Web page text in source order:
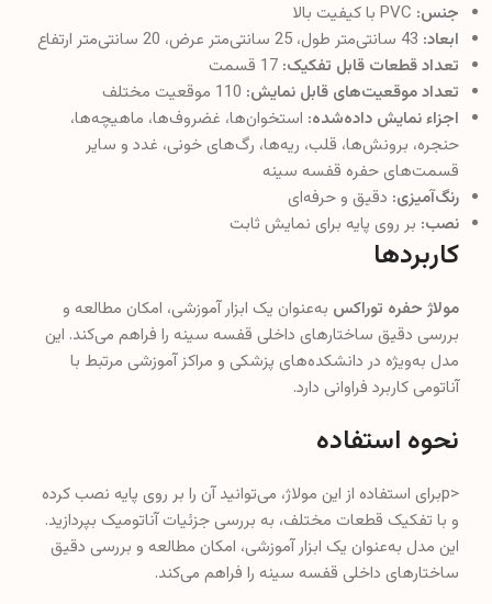
جنس:
ابعاد:
تعداد قطعات قابل تفکیک:
تعداد موقعیت‌های قابل نمایش:
اجزاء نمایش داده‌شده: استخوان‌ها، غضروف‌ها، ماهیچه‌ها،
حنجره، برونش‌ها، قلب، ریه‌ها، رگ‌های خونی، غدد و سایر
قسمت‌های حفره قفسه سینه
رنگ‌آمیزی: دقیق و حرفه‌ای
نصب: بر روی پایه برای نمایش ثابت
کاربردها
مولاژ حفره توراکس به‌عنوان یک ابزار آموزشی، امکان مطالعه و
بررسی دقیق ساختارهای داخلی قفسه سینه را فراهم می‌کند. این
مدل به‌ویژه در دانشکده‌های پزشکی و مراکز آموزشی مرتبط با
آناتومی کاربرد فراوانی دارد.
نحوه استفاده
<pبرای استفاده از این مولاژ، می‌توانید آن را بر روی پایه نصب کرده
و با تفکیک قطعات مختلف، به بررسی جزئیات آناتومیک بپردازید.
این مدل به‌عنوان یک ابزار آموزشی، امکان مطالعه و بررسی دقیق
ساختارهای داخلی قفسه سینه را فراهم می‌کند.